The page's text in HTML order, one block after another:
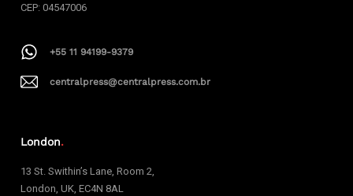
CEP: 04547006
+55 11 94199-9379
centralpress@centralpress.com.br
London.
13 St. Swithin’s Lane, Room 2,
London, UK, EC4N 8AL